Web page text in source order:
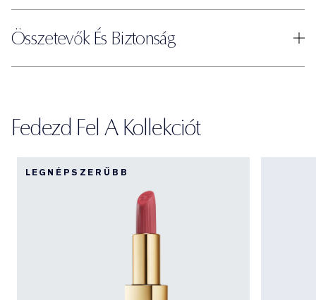
Összetevők És Biztonság
Fedezd Fel A Kollekciót
LEGNÉPSZERŰBB